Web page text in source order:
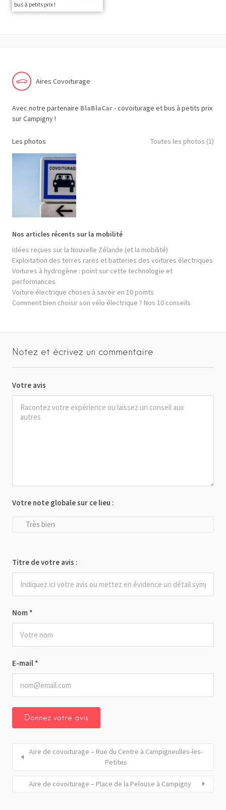
bus à petits prix !
Aires Covoiturage
Avec notre partenaire BlaBlaCar- covoiturage et bus à petits prix
sur Campigny !
Les photos Toutes les photos (1)
Nos articles récents sur la mobilité
Idées reçues sur la Nouvelle Zélande (et la mobilité)
Exploitation des terres rares et batteries des voitures électriques
Voitures à hydrogène : point sur cette technologie et
performances
Voiture électrique choses à savoir en 10 points
Comment bien choisir son vélo électrique ? Nos 10 conseils
Notez et écrivez un commentaire
Votre avis
Nom *
E-mail *
Votre note globale sur ce lieu :
Très bien
Titre de votre avis :
Aire de covoiturage – Rue du Centre à Campigneulles-les-
Petites
Aire de covoiturage – Place de la Pelouse à Campigny